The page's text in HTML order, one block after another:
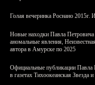
Голая вечеринка Роснано 2015г.
Новые находки Павла
аномальные явления,
автора в Амурске по 2025
Официальные публикации Павла
в газетах Тихоокеанская